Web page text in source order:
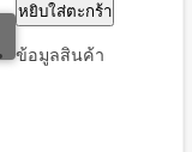
หยิบใส่ตะกร้า
ข้อมูลสินค้า